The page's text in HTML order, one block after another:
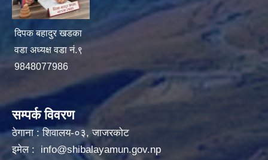
दिपक बहादुर खडका
वडा अध्यक्ष वडा नं.९
9848077986
सम्पर्क विवरण
ठेगाना : शिवालय-०३, जाजरकोट
इमेल : info@shibalayamun.gov.np